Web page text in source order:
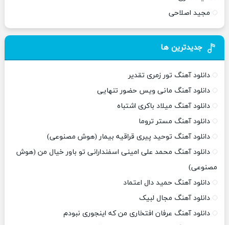
مجید اصلاحی
جدیدترین ها
دانلود آهنگ تور زمری تقدیر
دانلود آهنگ مانی ویس حضور تنهایی
دانلود آهنگ میلاد باکری اشتباه
دانلود آهنگ مستر تروما
دانلود آهنگ توحید پیری قراقیه بیمار (هوش مصنوعی)
دانلود آهنگ محمد علی امینی اسفندارانی تو باور خیال من (هوش
مصنوعی)
دانلود آهنگ حمید دال اعتماد
دانلود آهنگ مجال لبیک
دانلود آهنگ عرفان افتخاری من که اینجوری نبودم